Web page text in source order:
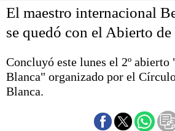
El mundo
Seguridad
Deportes
Escenario
Liga del
Federal A
El maestro internacional
se quedó con el Abierto de
Concluyó este lunes el 2º abierto
Blanca" organizado por el
Blanca.